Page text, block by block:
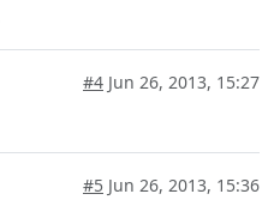
#4 Jun 26, 2013, 15:27
#5 Jun 26, 2013, 15:36